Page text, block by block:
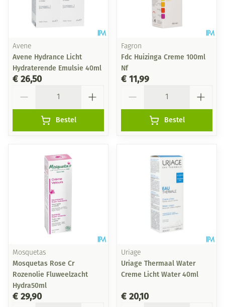
Avene
Avene Hydrance Licht
Hydraterende Emulsie 40ml
€ 26,50
Bestel
Fagron
Fdc Huizinga Creme 100ml
Nf
€ 11,99
Bestel
Mosquetas
Mosquetas Rose Cr
Rozenolie Fluweelzacht
Hydra50ml
€ 29,90
Uriage
Uriage Thermaal Water
Creme Licht Water 40ml
€ 20,10